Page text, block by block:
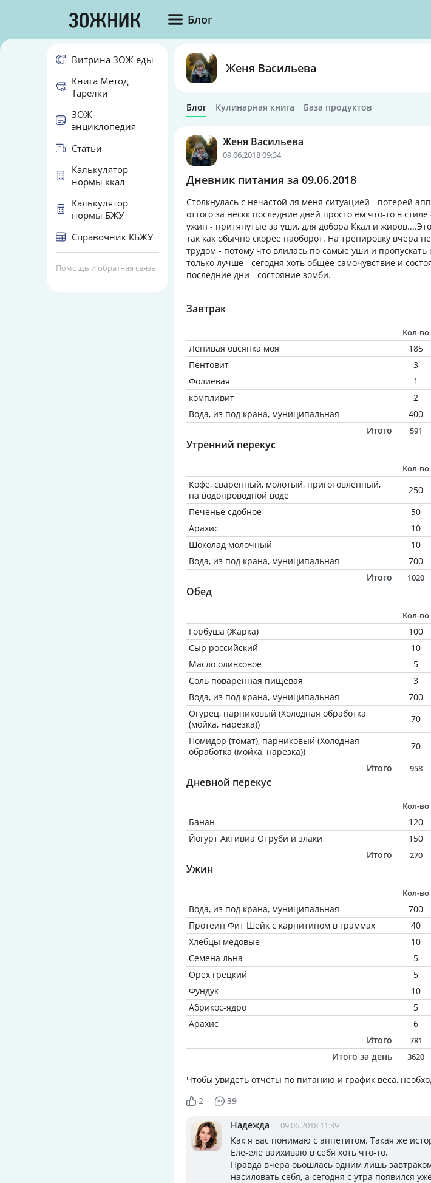
Блог
Женя Васильева
Блог Кулинарная книга База продуктов
Женя Васильева
09.06.2018 09:34
Дневник питания за 09.06.2018
Столкнулась с нечастой ля меня ситуацией - потерей
оттого за нескк последние дней просто ем что-то в
ужин - притянутые за уши, для добора Ккал и
так как обычно скорее наоборот. На тренировку вчера
трудом - потому что влилась по самые уши и пропускать
только лучше - сегодня хоть общее самочувствие и
последние дни - состояние зомби.
Завтрак
Кол-во
Ленивая овсянка моя 185
Пентовит
3
Фолиевая
1
компливит
2
Вода, из под крана, муниципальная
400
Итого
591
Утренний перекус
Кол-во
Кофе, сваренный, молотый, приготовленный,
на водопроводной воде
250
Печенье сдобное
50
Арахис
10
Шоколад молочный
10
Вода, из под крана, муниципальная
700
Итого
1020
Обед
Кол-во
Горбуша (Жарка) 100
Сыр российский
10
Масло оливковое
5
Соль поваренная пищевая
3
Вода, из под крана, муниципальная
700
Огурец, парниковый (Холодная обработка
(мойка, нарезка))
70
Помидор (томат), парниковый (Холодная
обработка (мойка, нарезка))
70
Итого
958
Дневной перекус
Кол-во
Банан 120
Йогурт Активиa Отруби и злаки
150
Итого
270
Ужин
Кол-во
Вода, из под крана, муниципальная 700
Протеин Фит Шейк с карнитином в граммах
40
Хлебцы медовые
10
Семена льна
5
Орех грецкий
5
Фундук
10
Абрикос-ядро
5
Арахис
6
Итого
781
Итого за день 3620
Чтобы увидеть отчеты по питанию и график веса,
2
39
Надежда 09.06.2018 11:39
Как я вас понимаю с аппетитом. Такая же
Еле-еле ваихиваю в себя хоть что-то.
Правда вчера оьошлась одним лишь
насиловать себя, а сегодня с утра появился
Витрина ЗОЖ еды
Книга Метод
Тарелки
ЗОЖ-
энциклопедия
Статьи
Калькулятор
нормы ккал
Калькулятор
нормы БЖУ
Справочник КБЖУ
Помощь и обратная связь